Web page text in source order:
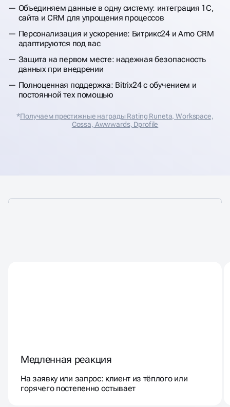
Объединяем данные в одну систему: интеграция 1С,
сайта и CRM для упрощения процессов
Персонализация и ускорение: Битрикс24 и Amo CRM
адаптируются под вас
Защита на первом месте: надежная безопасность
данных при внедрении
Полноценная поддержка: Bitrix24 с обучением и
постоянной тех помощью
*Получаем престижные награды Rating Runeta, Workspace,
Cossa, Аwwwards, Dprofile
Медленная реакция
На заявку или запрос: клиент из тёплого или
горячего постепенно остывает